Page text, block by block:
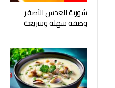
شوربة العدس الأصفر
وصفة سهلة وسريعة